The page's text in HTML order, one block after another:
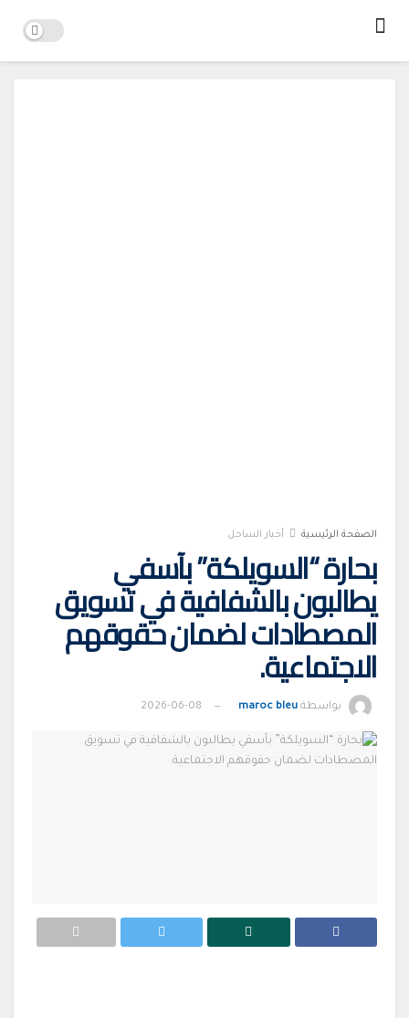
الصفحة الرئيسية أخبار الساحل
بحارة “السويلكة” بآسفي
يطالبون بالشفافية في تسويق
المصطادات لضمان حقوقهم
الاجتماعية.
بواسطة maroc bleu
2026-06-08